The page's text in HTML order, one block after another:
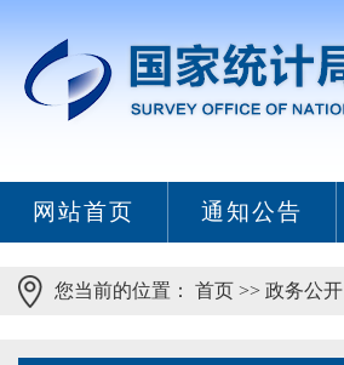
网站首页 通知公告
您当前的位置： 首页 >> 政务公开